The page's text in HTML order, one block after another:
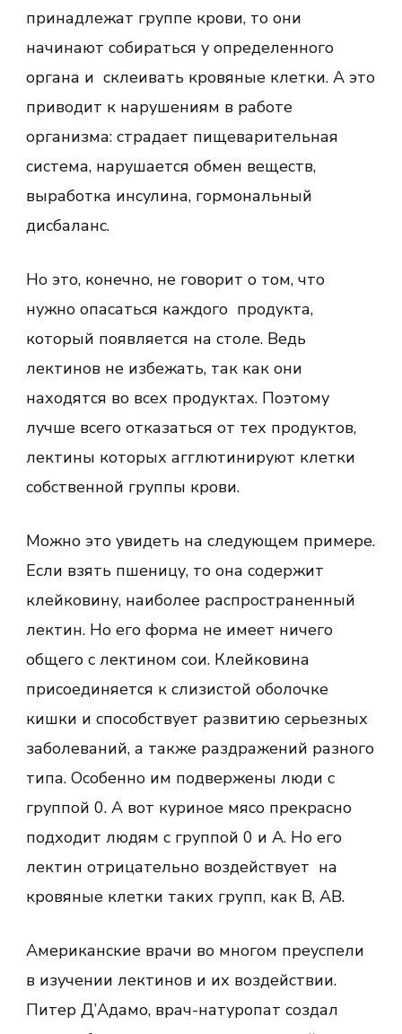
принадлежат группе крови, то они
начинают собираться у определенного
органа и склеивать кровяные клетки. А это
приводит к нарушениям в работе
организма: страдает пищеварительная
система, нарушается обмен веществ,
выработка инсулина, гормональный
дисбаланс.
Но это, конечно, не говорит о том, что
нужно опасаться каждого продукта,
который появляется на столе. Ведь
лектинов не избежать, так как они
находятся во всех продуктах. Поэтому
лучше всего отказаться от тех продуктов,
лектины которых агглютинируют клетки
собственной группы крови.
Можно это увидеть на следующем примере.
Если взять пшеницу, то она содержит
клейковину, наиболее распространенный
лектин. Но его форма не имеет ничего
общего с лектином сои. Клейковина
присоединяется к слизистой оболочке
кишки и способствует развитию серьезных
заболеваний, а также раздражений разного
типа. Особенно им подвержены люди с
группой 0. А вот куриное мясо прекрасно
подходит людям с группой 0 и А. Но его
лектин отрицательно воздействует на
кровяные клетки таких групп, как В, АВ.
Американские врачи во многом преуспели
в изучении лектинов и их воздействии.
Питер Д’Адамо, врач-натуропат создал